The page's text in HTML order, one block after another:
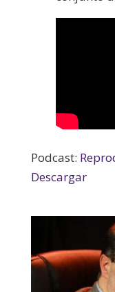
Podcast:
Descargar